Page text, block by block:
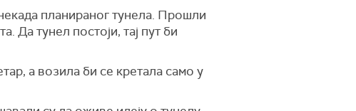
планираног тунела. Прошли
Да тунел постоји, тај пут би
а возила би се кретала само у